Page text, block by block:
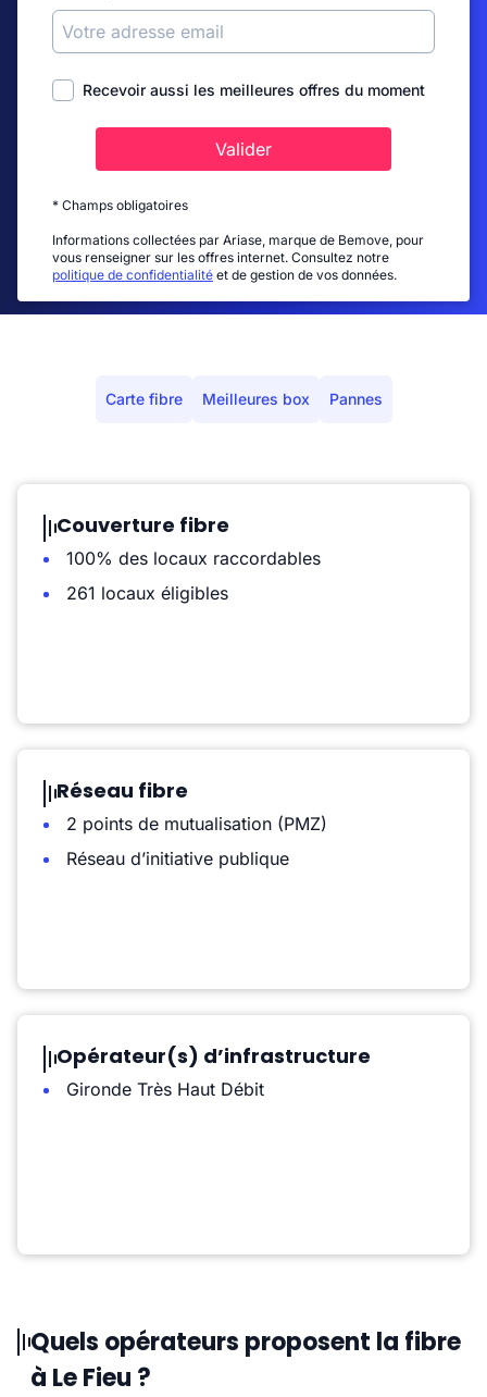
Recevoir aussi les meilleures offres du moment
Valider
* Champs obligatoires
Informations collectées par Ariase, marque de Bemove, pour
vous renseigner sur les offres internet. Consultez notre
politique de confidentialité et de gestion de vos données.
Carte fibre Meilleures box Pannes
Couverture fibre
100% des locaux raccordables
261 locaux éligibles
Réseau fibre
2 points de mutualisation (PMZ)
Réseau d’initiative publique
Opérateur(s) d’infrastructure
Gironde Très Haut Débit
Quels opérateurs proposent la fibre
à Le Fieu ?